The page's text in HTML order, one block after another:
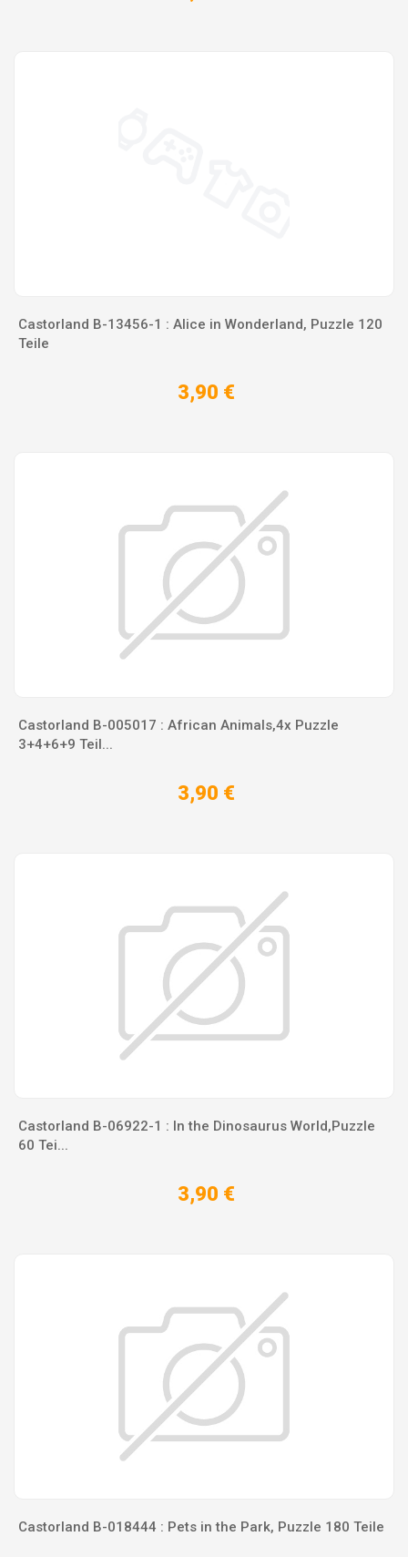
Castorland B-13456-1 : Alice in Wonderland, Puzzle 120
Teile
3,90 €
Castorland B-005017 : African Animals,4x Puzzle
3+4+6+9 Teil...
3,90 €
Castorland B-06922-1 : In the Dinosaurus World,Puzzle
60 Tei...
3,90 €
Castorland B-018444 : Pets in the Park, Puzzle 180 Teile